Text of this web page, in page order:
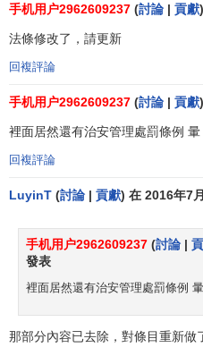
5、申請行政機關履行保護
6、 認為行政機關沒有依法
7、認為行政機關違法要求
8、
下列行政行為不得提起行
1、國防、外交等國家行
3、行政機關內部人事管
手机用户2962609237 (討論 | 貢獻
法條修改了，請更新
回複評論
手机用户2962609237 (討論 | 貢獻
裡面居然還有治安管理處罰條例 暈
回複評論
LuyinT (討論 | 貢獻) 在 2016年7
手机用户2962609237 (討論 |
發表
裡面居然還有治安管理處罰條例 暈
那部分內容已去除，對條目重新做